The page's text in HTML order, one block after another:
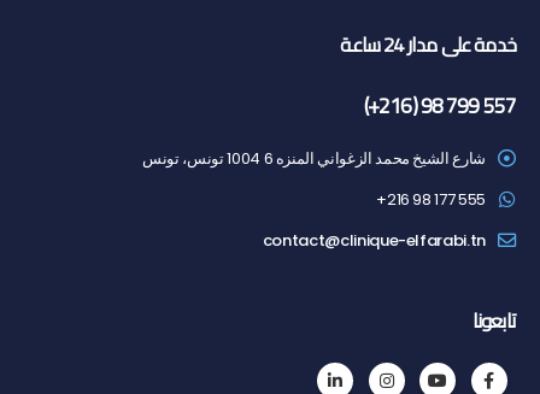
خدمة على مدار 24 ساعة
(+216) 98 799 557
شارع الشيخ محمد الزغواني المنزه 6 1004 تونس، تونس
555 177 98 216+
contact@clinique-elfarabi.tn
تابعونا